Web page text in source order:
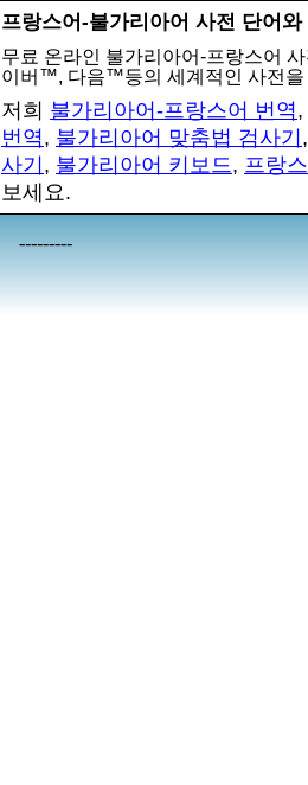
프랑스어-불가리아어 사전 단어
무료 온라인 불가리아어-프랑스어
이버™, 다음™등의 세계적인 사전을
저희 불가리아어-프랑스어 번역,
번역, 불가리아어 맞춤법 검사기
사기 , 불가리아어 키보드, 프랑
보세요.